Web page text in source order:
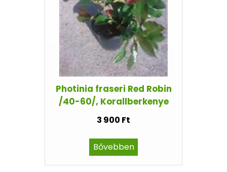
Photinia fraseri Red Robin
/40-60/, Korallberkenye
3 900 Ft
Bővebben